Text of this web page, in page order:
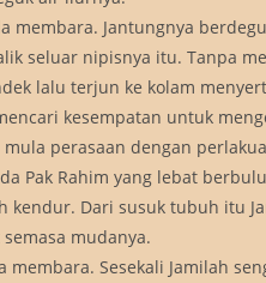
membara. Jantungnya
seluar nipisnya itu. Tanpa
lalu terjun ke kolam
kesempatan untuk
perasaan dengan
Pak Rahim yang lebat
Dari susuk tubuh itu
mudanya.
Sesekali Jamilah